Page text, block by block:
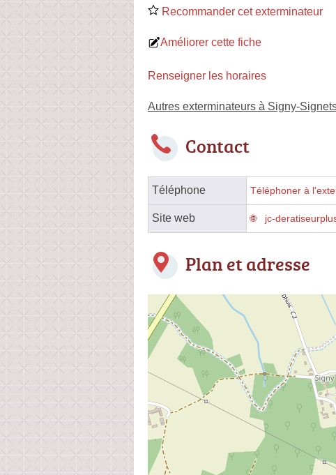
Recommander cet exterminateur
Améliorer cette fiche
Renseigner les horaires
Autres exterminateurs à Signy-
Contact
Téléphone Téléphoner à
Site web jc-
Plan et adresse